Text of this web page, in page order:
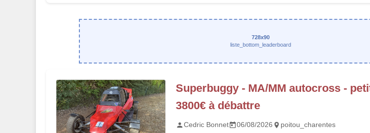
728x90
liste_bottom_leaderboard
Superbuggy - MA/MM autocross -
3800€ à débattre
Cedric Bonnet 06/08/2026 poitou_charentes